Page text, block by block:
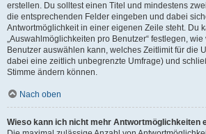
erstellen. Du solltest einen Titel und mindestens
die entsprechenden Felder eingeben und dabei
Antwortmöglichkeit in einer eigenen Zeile steht. Du
„Auswahlmöglichkeiten pro Benutzer“ festlegen,
Benutzer auswählen kann, welches Zeitlimit für die
dabei eine zeitlich unbegrenzte Umfrage) und
Stimme ändern können.
Nach oben
Wieso kann ich nicht mehr Antwortmöglichkeiten